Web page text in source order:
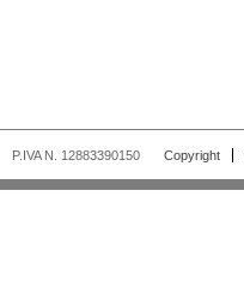
P.IVA N. 12883390150 Copyright